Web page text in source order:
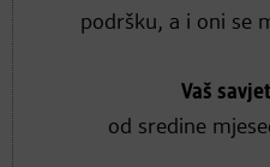
podršku, a i oni se
Vaš
od sredine